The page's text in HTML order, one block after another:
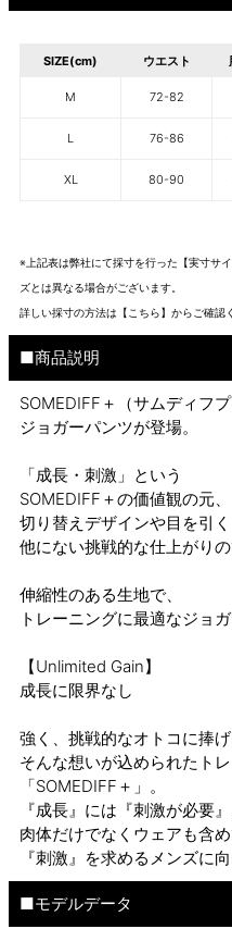
SIZE(cm) ウエスト
M 72-82
L 76-86
XL 80-90
※上記表は弊社にて採寸を行った【実寸サ
ズとは異なる場合がございます。
詳しい採寸の方法は 【こちら】から ご確認
■商品説明
SOMEDIFF＋（サムディフプ
ジョガーパンツが登場。
「成長・刺激」という
SOMEDIFF＋の価値観の元、
切り替えデザインや目を引く
他にない挑戦的な仕上がりの
伸縮性のある生地で、
トレーニングに最適なジョガ
【Unlimited Gain】
成長に限界なし
強く、挑戦的なオトコに捧
そんな想いが込められたト
「SOMEDIFF＋」。
『成長』には『刺激が必要』
肉体だけでなくウェアも含
『刺激』を求めるメンズに
■モデルデータ